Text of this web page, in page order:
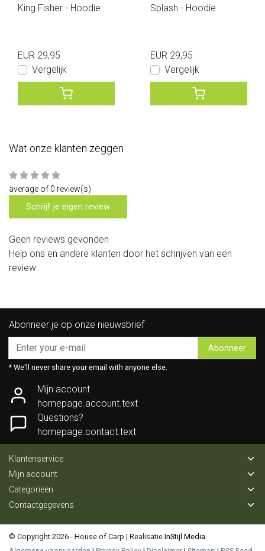
King Fisher - Hoodie
EUR 29,95
Vergelijk
Splash - Hoodie
EUR 29,95
Vergelijk
Wat onze klanten zeggen
average of 0 review(s)
Schrijf je eigen review
Geen reviews gevonden
Help ons en andere klanten door het schrijven van een
review
Abonneer je op onze nieuwsbrief
Abonneer
* We'll never share your email with anyone else.
Mijn account
homepage.account.text
Questions?
homepage.contact.text
Klantenservice
Mijn account
Categorieën
Contactgegevens
© Copyright 2026 - House of Carp | Realisatie InStijl Media